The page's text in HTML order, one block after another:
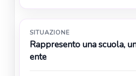
SITUAZIONE
Rappresento una scuola,
ente